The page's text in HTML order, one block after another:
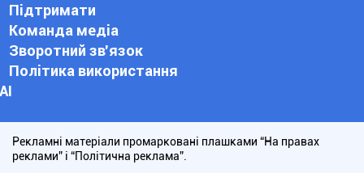
Підтримати
Команда медіа
Зворотний зв'язок
Політика використання
АІ
Рекламні матеріали промарковані плашками “На правах
реклами” і “Політична реклама”.